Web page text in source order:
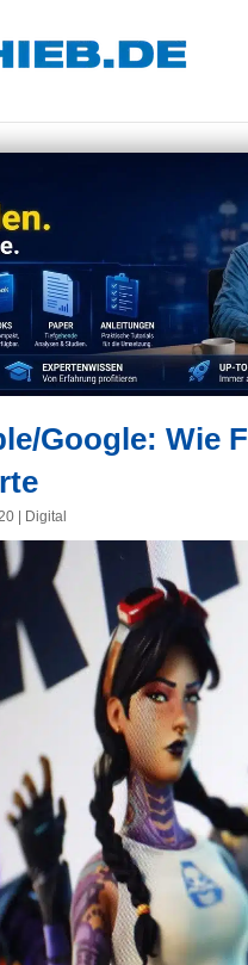
Google: Wie
Digital